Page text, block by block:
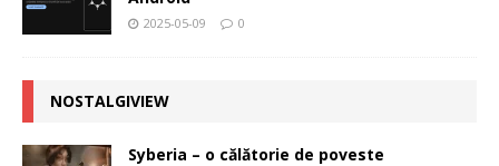
2025-05-09 0
NOSTALGIVIEW
Syberia – o călătorie de poveste